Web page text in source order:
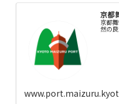
京都
京都
然の